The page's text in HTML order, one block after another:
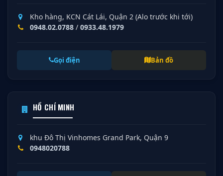
Kho hàng, KCN Cát Lái, Quận 2 (Alo trước khi tới)
0948.02.0788 / 0933.48.1979
Gọi điện Bản đồ
HỒ CHÍ MINH
khu Đô Thị Vinhomes Grand Park, Quận 9
0948020788